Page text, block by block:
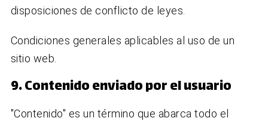
disposiciones de conflicto de leyes.
Condiciones generales aplicables al uso de un
sitio web.
9. Contenido enviado por el usuario
"Contenido" es un término que abarca todo el